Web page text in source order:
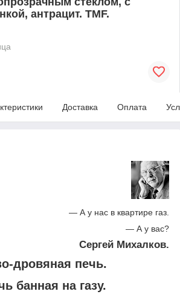
антрацит. TMF.
Доставка Оплата
— А у нас в квартире газ.
— А у вас?
Сергей Михалков.
дровяная печь.
банная на газу.